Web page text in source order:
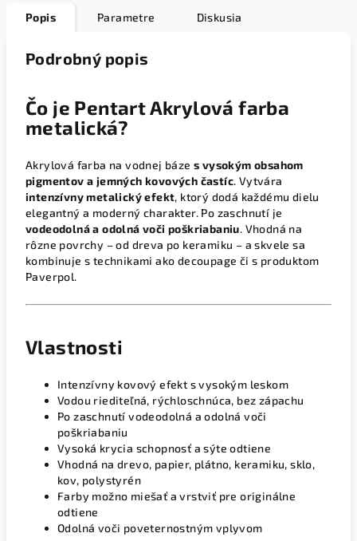
Popis Parametre Diskusia
Podrobný popis
Čo je Pentart Akrylová farba
metalická?
Akrylová farba na vodnej báze s vysokým obsahom
pigmentov a jemných kovových častíc. Vytvára
intenzívny metalický efekt, ktorý dodá každému dielu
elegantný a moderný charakter. Po zaschnutí je
vodeodolná a odolná voči poškriabaniu. Vhodná na
rôzne povrchy – od dreva po keramiku – a skvele sa
kombinuje s technikami ako decoupage či s produktom
Paverpol.
Vlastnosti
Intenzívny kovový efekt s vysokým leskom
Vodou riediteľná, rýchloschnúca, bez zápachu
Po zaschnutí vodeodolná a odolná voči
poškriabaniu
Vysoká krycia schopnosť a sýte odtiene
Vhodná na drevo, papier, plátno, keramiku, sklo,
kov, polystyrén
Farby možno miešať a vrstviť pre originálne
odtiene
Odolná voči poveternostným vplyvom